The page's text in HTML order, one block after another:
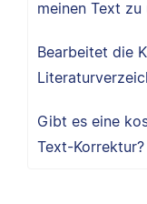
meinen Text
Bearbeitet die
Gibt es eine
Text-Korrektur?